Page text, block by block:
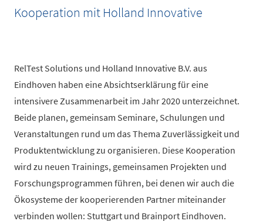
Kooperation mit Holland Innovative
RelTest Solutions und Holland Innovative B.V. aus
Eindhoven haben eine Absichtserklärung für eine
intensivere Zusammenarbeit im Jahr 2020 unterzeichnet.
Beide planen, gemeinsam Seminare, Schulungen und
Veranstaltungen rund um das Thema Zuverlässigkeit und
Produktentwicklung zu organisieren. Diese Kooperation
wird zu neuen Trainings, gemeinsamen Projekten und
Forschungsprogrammen führen, bei denen wir auch die
Ökosysteme der kooperierenden Partner miteinander
verbinden wollen: Stuttgart und Brainport Eindhoven.